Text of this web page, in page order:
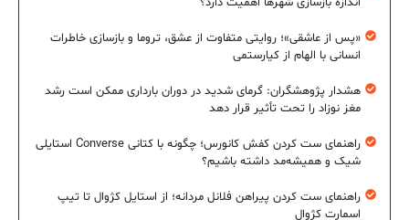
«پس از عاشقی»؛ روایتی متفاوت از عشق، تروما و بازسازی خاطرات
انسانی با الهام از کیارستمی
هشدار پژوهشگران: گرمای شدید در دوران بارداری ممکن است رشد
مغز نوزاد را تحت تأثیر قرار دهد
راهنمای ست کردن کفش کانورس؛ چگونه با کتانی Converse استایلی
شیک و همیشه‌مد داشته باشیم؟
راهنمای ست کردن پیراهن فلانل مردانه؛ از استایل کژوال تا تیپ
اسمارت کژوال